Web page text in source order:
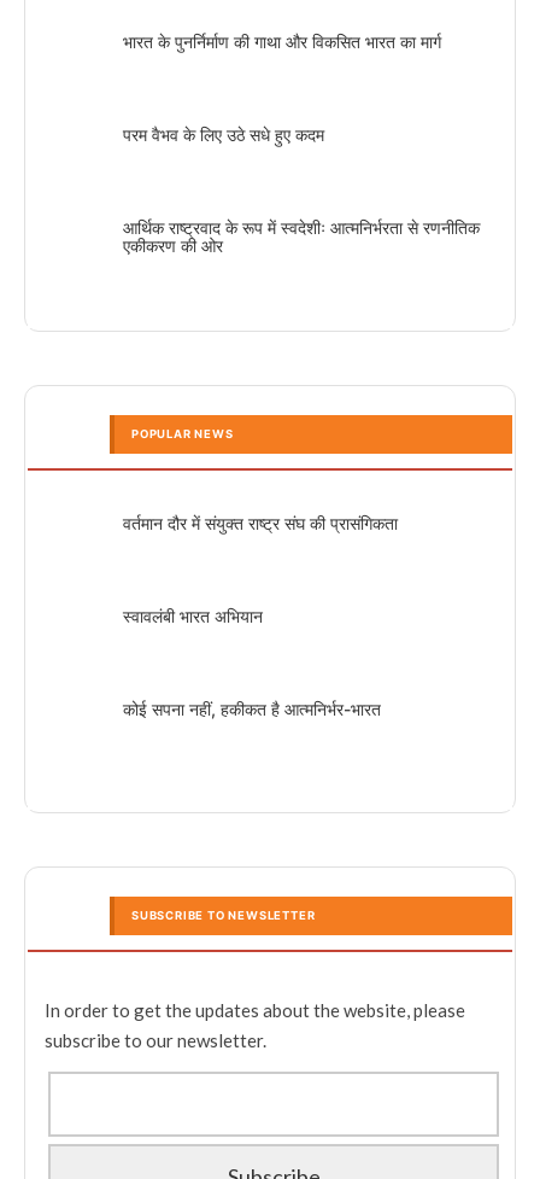
भारत के पुनर्निर्माण की गाथा और विकसित भारत का मार्ग
परम वैभव के लिए उठे सधे हुए कदम
आर्थिक राष्ट्रवाद के रूप में स्वदेशीः आत्मनिर्भरता से रणनीतिक
एकीकरण की ओर
POPULAR NEWS
वर्तमान दौर में संयुक्त राष्ट्र संघ की प्रासंगिकता
स्वावलंबी भारत अभियान
कोई सपना नहीं, हकीकत है आत्मनिर्भर-भारत
SUBSCRIBE TO NEWSLETTER
In order to get the updates about the website, please
subscribe to our newsletter.